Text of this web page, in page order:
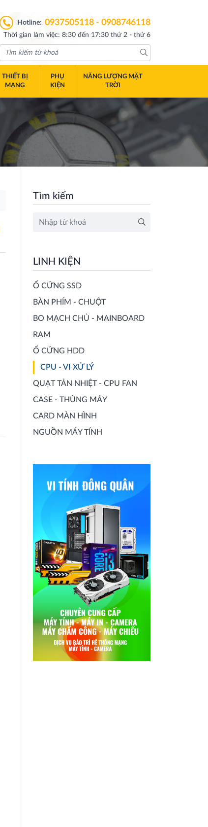
Hotline: 0937505118 - 0908746118
Thời gian làm việc: 8:30 đến 17:30 thứ 2 - thứ 6
THIẾT BỊ
MẠNG
PHỤ
KIỆN
NĂNG LƯỢNG MẶT
TRỜI
Tìm kiếm
LINH KIỆN
Ổ CỨNG SSD
BÀN PHÍM - CHUỘT
BO MẠCH CHỦ - MAINBOARD
RAM
Ổ CỨNG HDD
CPU - VI XỬ LÝ
QUẠT TẢN NHIỆT - CPU FAN
CASE - THÙNG MÁY
CARD MÀN HÌNH
NGUỒN MÁY TÍNH